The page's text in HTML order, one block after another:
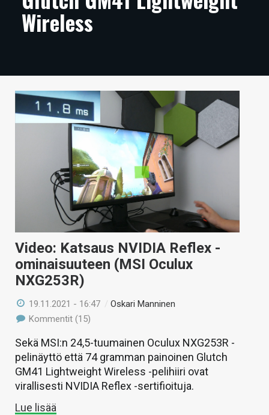
ARTIKKELIT
TIETOA
HINTA.FI
VAIHDA TEEMA
Wireless
Video: Katsaus NVIDIA Reflex -
ominaisuuteen (MSI Oculux
NXG253R)
19.11.2021 - 16:47 /Oskari Manninen
Kommentit (15)
Sekä MSI:n 24,5-tuumainen Oculux NXG253R -
pelinäyttö että 74 gramman painoinen Glutch
GM41 Lightweight Wireless -pelihiiri ovat
virallisesti NVIDIA Reflex -sertifioituja.
Lue lisää